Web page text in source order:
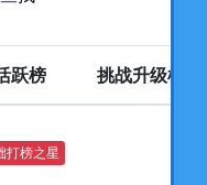
跃榜 挑战升级榜
打榜之星